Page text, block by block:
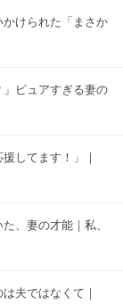
けられた「まさか
ピュアすぎる妻の
してます！」｜
、妻の才能｜私、
夫ではなくて｜